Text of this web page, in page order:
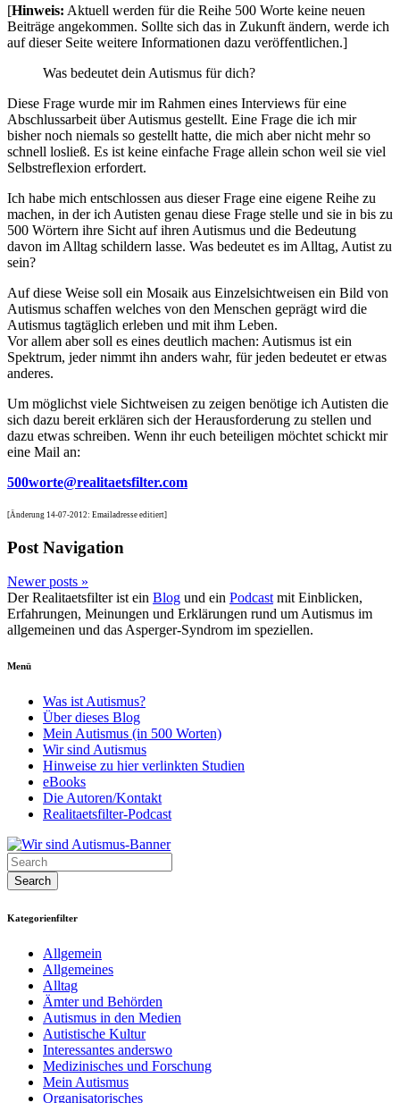
[Hinweis: Aktuell werden für die Reihe 500 Worte keine neuen
Beiträge angekommen. Sollte sich das in Zukunft ändern, werde ich
auf dieser Seite weitere Informationen dazu veröffentlichen.]
Was bedeutet dein Autismus für dich?
Diese Frage wurde mir im Rahmen eines Interviews für eine
Abschlussarbeit über Autismus gestellt. Eine Frage die ich mir
bisher noch niemals so gestellt hatte, die mich aber nicht mehr so
schnell losließ. Es ist keine einfache Frage allein schon weil sie viel
Selbstreflexion erfordert.
Ich habe mich entschlossen aus dieser Frage eine eigene Reihe zu
machen, in der ich Autisten genau diese Frage stelle und sie in bis zu
500 Wörtern ihre Sicht auf ihren Autismus und die Bedeutung
davon im Alltag schildern lasse. Was bedeutet es im Alltag, Autist zu
sein?
Auf diese Weise soll ein Mosaik aus Einzelsichtweisen ein Bild von
Autismus schaffen welches von den Menschen geprägt wird die
Autismus tagtäglich erleben und mit ihm Leben.
Vor allem aber soll es eines deutlich machen: Autismus ist ein
Spektrum, jeder nimmt ihn anders wahr, für jeden bedeutet er etwas
anderes.
Um möglichst viele Sichtweisen zu zeigen benötige ich Autisten die
sich dazu bereit erklären sich der Herausforderung zu stellen und
dazu etwas schreiben. Wenn ihr euch beteiligen möchtet schickt mir
eine Mail an:
500worte@realitaetsfilter.com
[Änderung 14-07-2012: Emailadresse editiert]
Post Navigation
Newer posts »
Der Realitaetsfilter ist ein Blog und ein Podcast mit Einblicken,
Erfahrungen, Meinungen und Erklärungen rund um Autismus im
allgemeinen und das Asperger-Syndrom im speziellen.
Menü
Was ist Autismus?
Über dieses Blog
Mein Autismus (in 500 Worten)
Wir sind Autismus
Hinweise zu hier verlinkten Studien
eBooks
Die Autoren/Kontakt
Realitaetsfilter-Podcast
Kategorienfilter
Allgemein
Allgemeines
Alltag
Ämter und Behörden
Autismus in den Medien
Autistische Kultur
Interessantes anderswo
Medizinisches und Forschung
Mein Autismus
Organisatorisches